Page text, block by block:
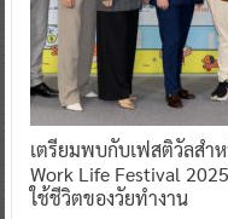
เตรียมพบกับเฟสติวัลสำ
Work Life Festival
ใช้ชีวิตของวัยทำงาน